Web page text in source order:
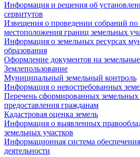
Информация и решения об
сервитутов
Извещения о проведении собраний по
местоположения границ земельных
Информация о земельных ресурсах
образования
Оформление документов на земельные
Землепользование
Муниципальный земельный контроль
Информация о невостребованных
Перечень сформированных земельных
предоставления гражданам
Кадастровая оценка земель
Информация о выявленных
земельных участков
Информационная система
деятельности